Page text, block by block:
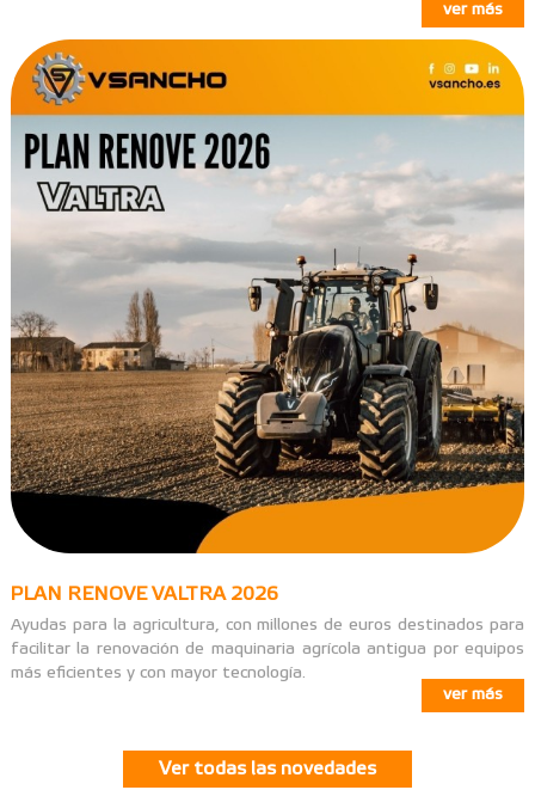
ver más
PLAN RENOVE VALTRA 2026
Ayudas para la agricultura, con millones de euros destinados para
facilitar la renovación de maquinaria agrícola antigua por equipos
más eficientes y con mayor tecnología.
ver más
Ver todas las novedades